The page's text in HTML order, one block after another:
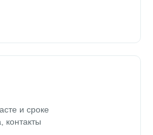
и сроке
контакты